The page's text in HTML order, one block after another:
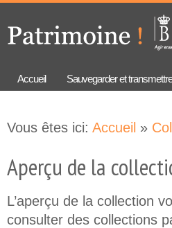
principal
Accueil Sauvegarder et transmettre
Vous êtes ici: Accueil »
Aperçu de la
L’aperçu de la collection
consulter des collections